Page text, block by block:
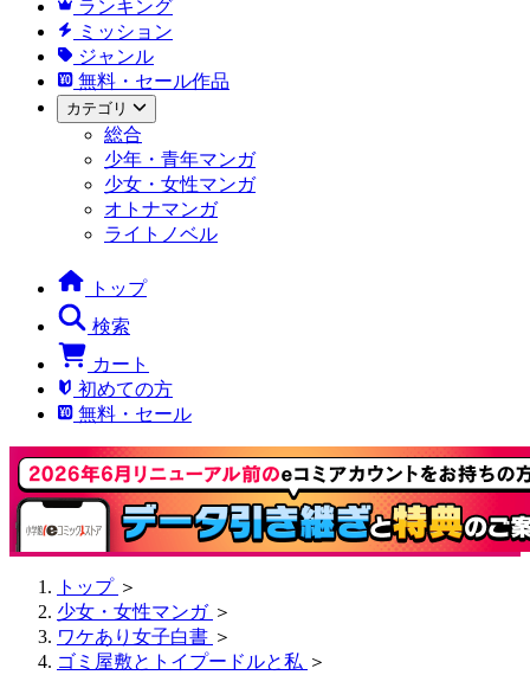
ランキング
ミッション
ジャンル
無料・セール作品
カテゴリ
総合
少年・青年マンガ
少女・女性マンガ
オトナマンガ
ライトノベル
トップ
検索
カート
初めての方
無料・セール
トップ ＞
少女・女性マンガ ＞
ワケあり女子白書 ＞
ゴミ屋敷とトイプードルと私 ＞